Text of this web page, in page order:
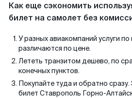
Как еще сэкономить
билет на самолет без
У разных авиакомпаний услуги по
различаются по цене.
Лететь транзитом дешево, по
конечных пунктов.
Покупайте туда и обратно
билет Ставрополь Горно-